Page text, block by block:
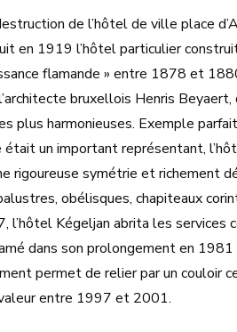
de l’hôtel de ville place
en 1919 l’hôtel particulier
flamande » entre 1878 et
bruxellois Henris Beyaert,
plus harmonieuses. Exemple
était un important représentant,
rigoureuse symétrie et richement
obélisques, chapiteaux
Kégeljan abrita les services
dans son prolongement en 1981
permet de relier par un couloir
entre 1997 et 2001.